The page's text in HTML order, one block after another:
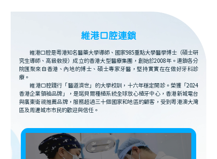
維港口腔連鎖
維港口腔是粵港知名醫藥大學導師、國家985重點大學醫學博士（碩士研
究生導師、高級教授）成立的香港大型醫療集團，創始於2008年。連鎖各分
院匯聚來自香港、內地的博士、碩士專家牙醫，堅持實實在在做好牙科診
療。
維港口腔踐行「醫道濟世」的大學校訓，十六年穩定開診。榮獲「2024
香港企業領袖品牌」，是諾貝爾種植系統全球放心植牙中心，香港新城電台
與廣東衛視推薦品牌，服務超過三十個國家和地區的顧客，受到粵港澳大灣
區及周邊城市市民的歡迎與信任。